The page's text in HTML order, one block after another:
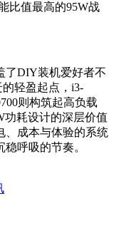
比值最高的95W战
了DIY装机爱好者不
轻盈起点，i3-
则构筑起高负载
功耗设计的深层价值
成本与体验的系统
呼吸的节奏。